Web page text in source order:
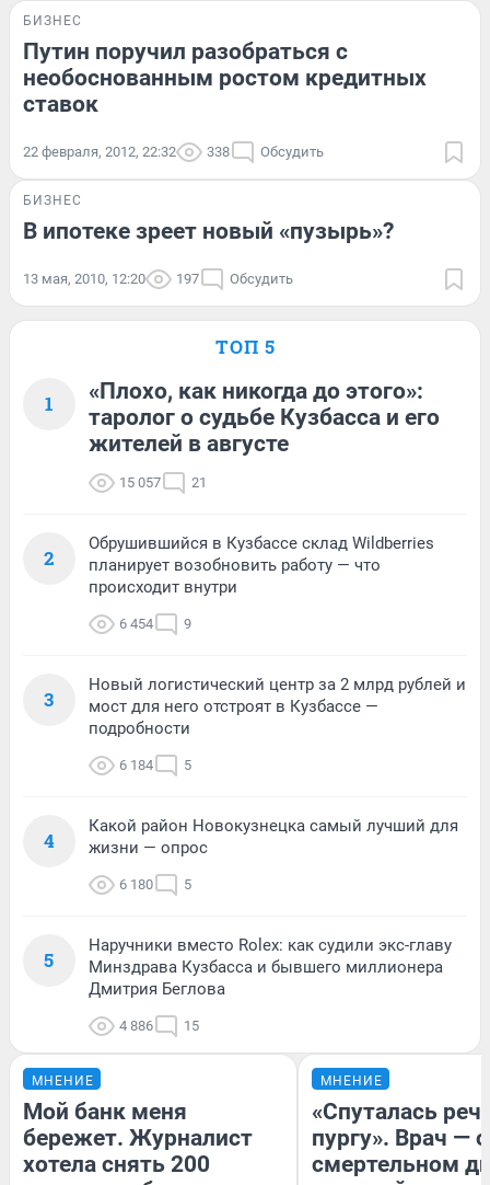
БИЗНЕС
Путин поручил разобраться с
необоснованным ростом кредитных
ставок
22 февраля, 2012, 22:32 338 Обсудить
БИЗНЕС
В ипотеке зреет новый «пузырь»?
13 мая, 2010, 12:20 197 Обсудить
ТОП 5
1
«Плохо, как никогда до этого»:
таролог о судьбе Кузбасса и его
жителей в августе
15 057 21
2
Обрушившийся в Кузбассе склад Wildberries
планирует возобновить работу — что
происходит внутри
6 454 9
3
Новый логистический центр за 2 млрд рублей и
мост для него отстроят в Кузбассе —
подробности
6 184 5
4
Какой район Новокузнецка самый лучший для
жизни — опрос
6 180 5
5
Наручники вместо Rolex: как судили экс-главу
Минздрава Кузбасса и бывшего миллионера
Дмитрия Беглова
4 886 15
МНЕНИЕ
Мой банк меня
бережет. Журналист
хотела снять 200
МНЕНИЕ
«Спуталась
пургу». Врач — о
смертельном